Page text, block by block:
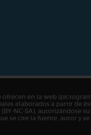
ofrecen en la web
elaborados a partir de
NC-SA), autorizándose
se cite la fuente, autor y